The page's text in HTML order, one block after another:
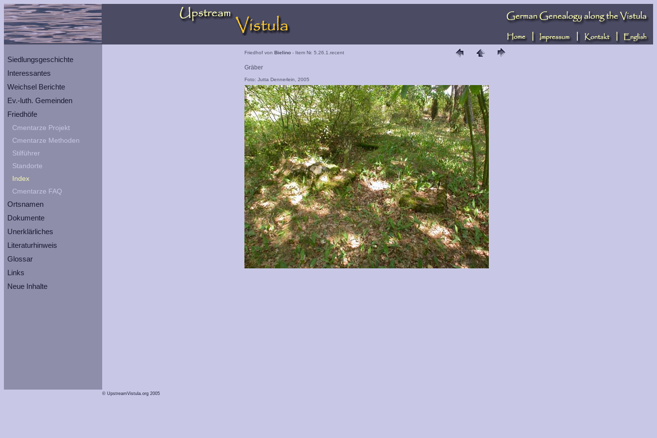
Siedlungsgeschichte
Interessantes
Weichsel Berichte
Ev.-luth. Gemeinden
Friedhöfe
Cmentarze Projekt
Cmentarze Methoden
Stilführer
Standorte
Index
Cmentarze FAQ
Ortsnamen
Dokumente
Unerklärliches
Literaturhinweis
Glossar
Links
Neue Inhalte
Friedhof von Bielino- Item Nr. 5.26.1.recent
Gräber
Foto: Jutta Dennerlein, 2005
© UpstreamVistula.org 2005